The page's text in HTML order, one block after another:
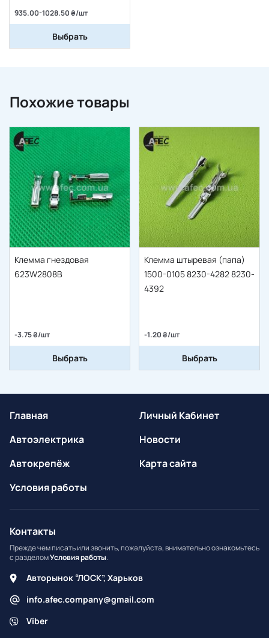
935.00-1028.50 ₴/шт
Выбрать
Похожие товары
Клемма гнездовая
623W2808B
-3.75 ₴/шт
Выбрать
Клемма штыревая (папа)
1500-0105 8230-4282 8230-
4392
-1.20 ₴/шт
Выбрать
Главная
Автоэлектрика
Автокрепёж
Условия работы
Личный Кабинет
Новости
Карта сайта
Контакты
Прежде чем писать или звонить, пожалуйста, внимательно ознакомьтесь
с разделомУсловия работы.
Авторынок “ЛОСК”, Харьков
info.afec.company@gmail.com
Viber